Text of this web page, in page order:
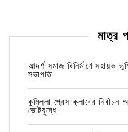
মাত্র
আদর্শ সমাজ বিনির্মাণে সহায়ক
সভাপতি
কুমিল্লা প্রেস ক্লাবের
ভোটযুদ্ধে